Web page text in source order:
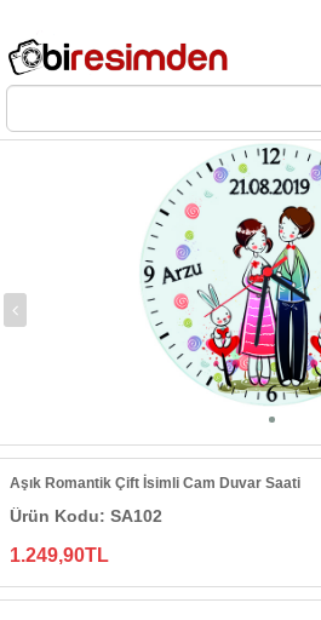
Aşık Romantik Çift İsimli Cam Duvar Saati
Ürün Kodu: SA102
1.249,90TL